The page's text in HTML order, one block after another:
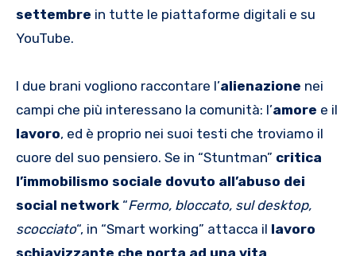
settembre in tutte le piattaforme digitali e su
YouTube.
I due brani vogliono raccontare l’alienazione nei
campi che più interessano la comunità: l’amore e il
lavoro, ed è proprio nei suoi testi che troviamo il
cuore del suo pensiero. Se in “Stuntman” critica
l’immobilismo sociale dovuto all’abuso dei
social network “Fermo, bloccato, sul desktop,
scocciato“, in “Smart working” attacca il lavoro
schiavizzante che porta ad una vita